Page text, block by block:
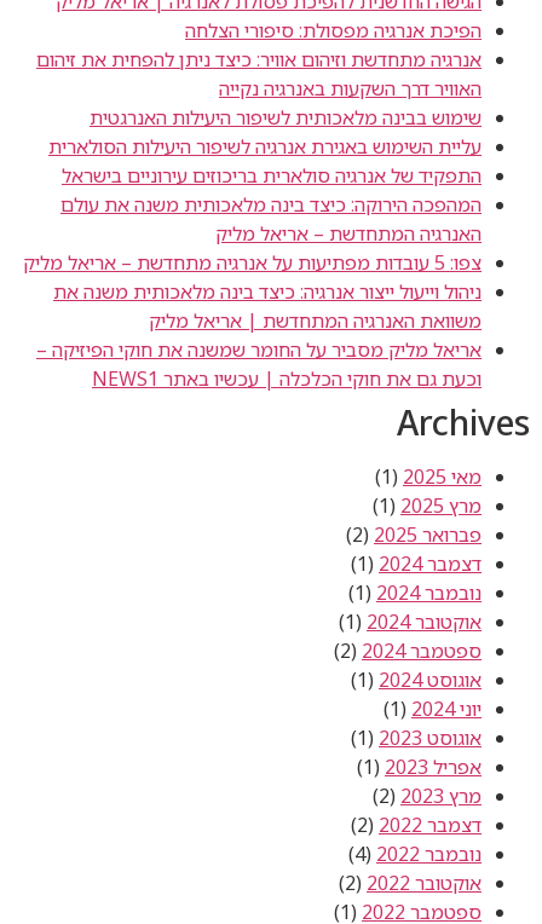
הפיכת אנרגיה מפסולת: סיפורי הצלחה
אנרגיה מתחדשת וזיהום אוויר: כיצד ניתן להפחית את זיהום
האוויר דרך השקעות באנרגיה נקייה
שימוש בבינה מלאכותית לשיפור היעילות האנרגטית
עליית השימוש באגירת אנרגיה לשיפור היעילות הסולארית
התפקיד של אנרגיה סולארית בריכוזים עירוניים בישראל
המהפכה הירוקה: כיצד בינה מלאכותית משנה את עולם
האנרגיה המתחדשת – אריאל מליק
צפו: 5 עובדות מפתיעות על אנרגיה מתחדשת – אריאל מליק
ניהול וייעול ייצור אנרגיה: כיצד בינה מלאכותית משנה את
משוואת האנרגיה המתחדשת | אריאל מליק
אריאל מליק מסביר על החומר שמשנה את חוקי הפיזיקה –
וכעת גם את חוקי הכלכלה | עכשיו באתר NEWS1
Archives
מאי 2025
(1)
מרץ 2025
(1)
פברואר 2025
(2)
דצמבר 2024
(1)
נובמבר 2024
(1)
אוקטובר 2024
(1)
ספטמבר 2024
(2)
אוגוסט 2024
(1)
יוני 2024
(1)
אוגוסט 2023
(1)
אפריל 2023
(1)
מרץ 2023
(2)
דצמבר 2022
(2)
נובמבר 2022
(4)
אוקטובר 2022
(2)
ספטמבר 2022
(1)